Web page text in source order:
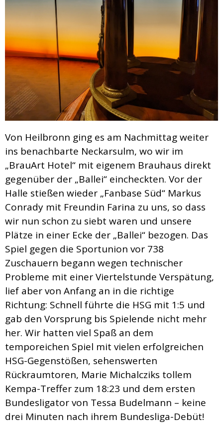
Von Heilbronn ging es am Nachmittag weiter
ins benachbarte Neckarsulm, wo wir im
„BrauArt Hotel“ mit eigenem Brauhaus direkt
gegenüber der „Ballei“ eincheckten. Vor der
Halle stießen wieder „Fanbase Süd“ Markus
Conrady mit Freundin Farina zu uns, so dass
wir nun schon zu siebt waren und unsere
Plätze in einer Ecke der „Ballei“ bezogen. Das
Spiel gegen die Sportunion vor 738
Zuschauern begann wegen technischer
Probleme mit einer Viertelstunde Verspätung,
lief aber von Anfang an in die richtige
Richtung: Schnell führte die HSG mit 1:5 und
gab den Vorsprung bis Spielende nicht mehr
her. Wir hatten viel Spaß an dem
temporeichen Spiel mit vielen erfolgreichen
HSG-Gegenstößen, sehenswerten
Rückraumtoren, Marie Michalcziks tollem
Kempa-Treffer zum 18:23 und dem ersten
Bundesligator von Tessa Budelmann – keine
drei Minuten nach ihrem Bundesliga-Debüt!